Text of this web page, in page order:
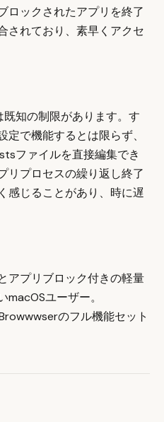
ロックされたアプリを終了
されており、素早くアクセ
知の制限があります。す
で機能するとは限らず、
ファイルを直接編集でき
リプロセスの繰り返し終了
感じることがあり、時に遅
アプリブロック付きの軽量
ユーザー。
のフル機能セット